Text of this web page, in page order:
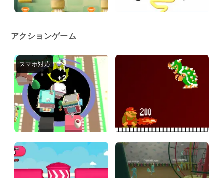
アクションゲーム